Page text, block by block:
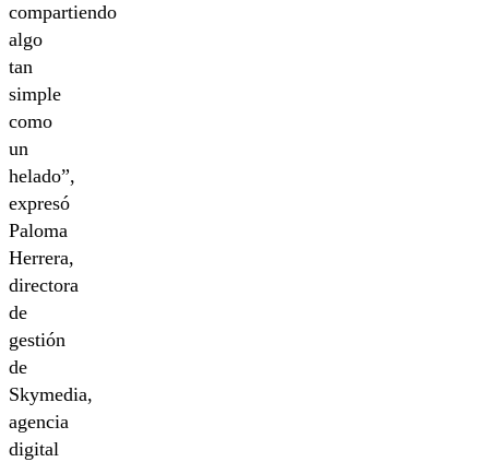
compartiendo
algo
tan
simple
como
un
helado”,
expresó
Paloma
Herrera,
directora
de
gestión
de
Skymedia,
agencia
digital